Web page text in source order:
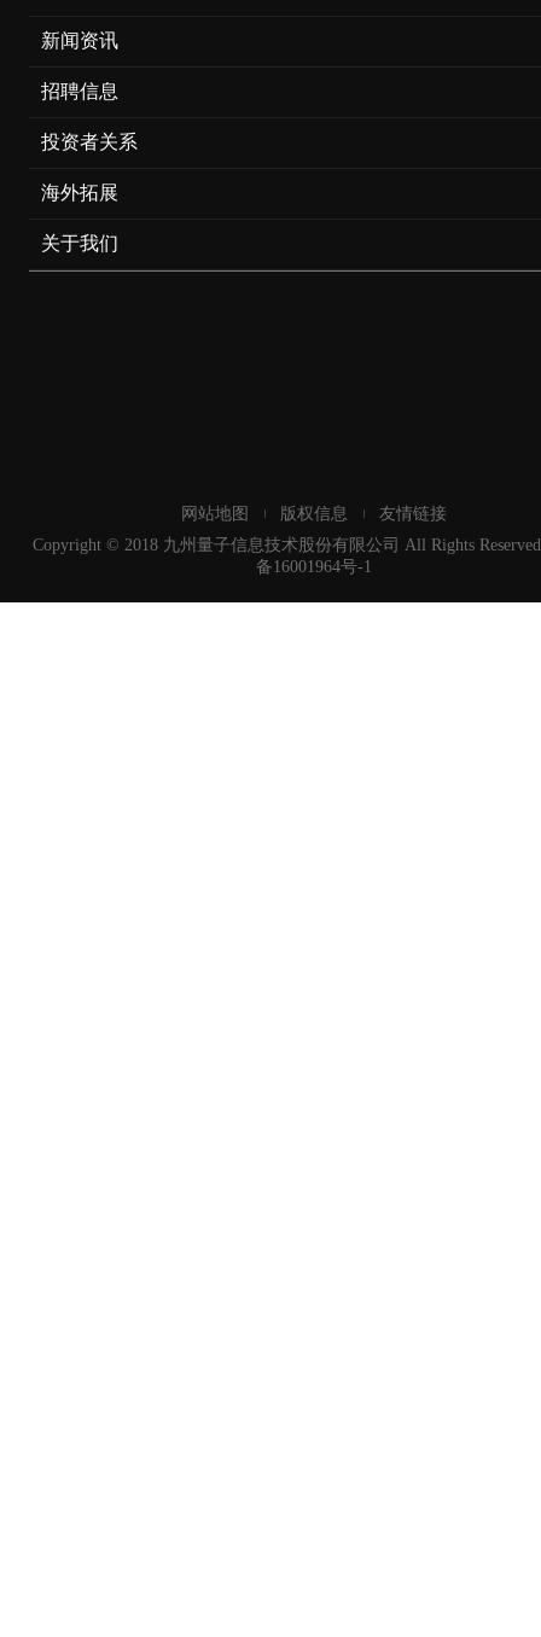
新闻资讯
招聘信息
投资者关系
海外拓展
关于我们
网站地图 版权信息
友情链接
Copyright © 2018 九州量子信息技术股份有限公司 All Rights
备16001964号-1